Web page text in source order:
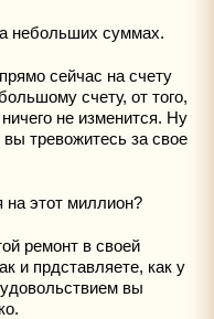
небольших суммах.
сейчас на счету
счету, от того,
не изменится. Ну
тревожитесь за свое
этот миллион?
ремонт в своей
и прдставляете, как у
вы